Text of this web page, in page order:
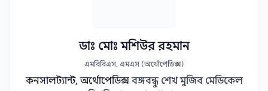
ডাঃ মোঃ মশিউর রহমান
এমবিবিএস, এমএস (অর্থোপেডিক্স)
কনসালট্যান্ট, অর্থোপেডিক্স বঙ্গবন্ধু শেখ মুজিব মেডিকেল